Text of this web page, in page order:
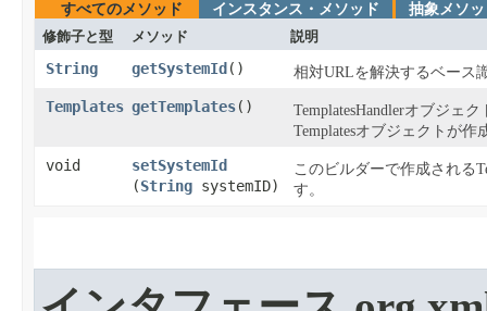
すべてのメソッド インスタンス・メソッド
抽象メソ
修飾子と型
メソッド 説明
String getSystemId ​() 相対URLを解決するベース
Templates getTemplates​()
TemplatesHandlerオブジェ
Templatesオブジェクトが
void setSystemId
(String systemID)
このビルダーで作成される
す。